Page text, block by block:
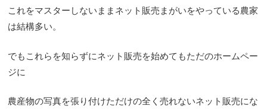
これをマスターしないままネット販売まがいをやっている農家
は結構多い。
でもこれらを知らずにネット販売を始めてもただのホームペー
ジに
農産物の写真を張り付けただけの全く売れないネット販売にな